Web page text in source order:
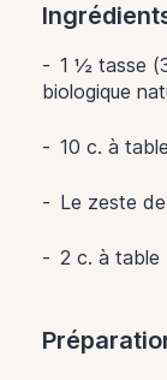
1 ½ tasse
biologique
10 c. à
Le zeste de
2 c. à table